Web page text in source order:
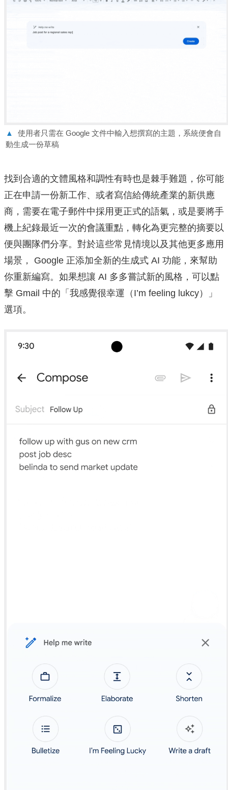
▲
使用者只需在 Google 文件中輸入想撰寫的主題，系統便會自
動生成一份草稿
找到合適的文體風格和調性有時也是棘手難題， 你可能
正在申請一份新工作、或者寫信給傳統產業的新供應
商， 需要在電子郵件中採用更正式的語氣， 或是要將手
機上紀錄最近一次的會議重點， 轉化為更完整的摘要以
便與團隊們分享。 對於這些常見情境以及其他更多應用
場景， Google 正添加全新的生成式 AI 功能，來幫助
你重新編寫。如果想讓 AI 多多嘗試新的風格，可以點
擊 Gmail 中的「我感覺很幸運（I’m feeling lukcy）」
選項。